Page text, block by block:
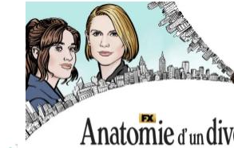
Powley
Et
Joe
Cole
!